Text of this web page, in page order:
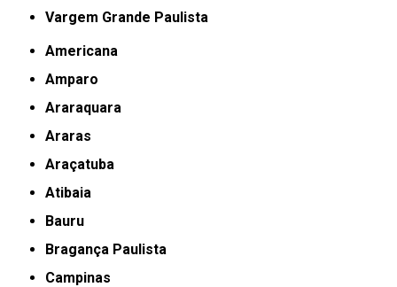
Vargem Grande Paulista
Americana
Amparo
Araraquara
Araras
Araçatuba
Atibaia
Bauru
Bragança Paulista
Campinas